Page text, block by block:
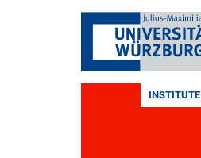
INSTITUTE